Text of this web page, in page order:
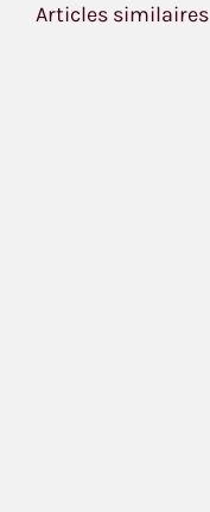
Articles similaires